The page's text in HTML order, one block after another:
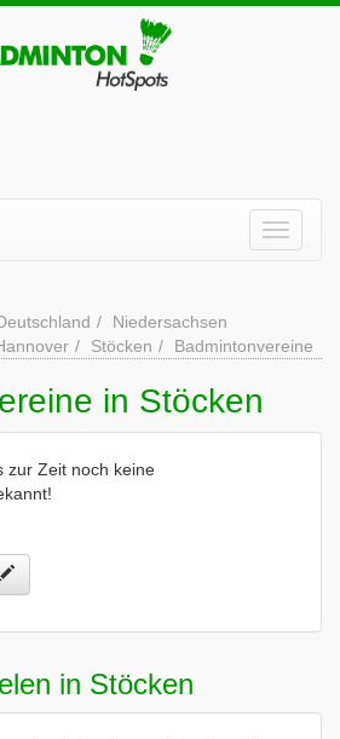
Niedersachsen
Stöcken Badmintonvereine
in Stöcken
zur Zeit noch keine
in Stöcken